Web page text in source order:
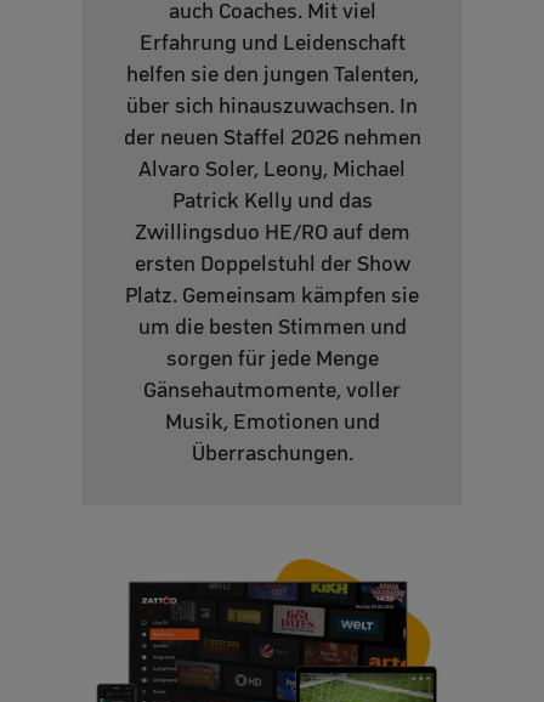
auch Coaches. Mit viel
Erfahrung und Leidenschaft
helfen sie den jungen Talenten,
über sich hinauszuwachsen. In
der neuen Staffel 2026 nehmen
Alvaro Soler, Leony, Michael
Patrick Kelly und das
Zwillingsduo HE/RO auf dem
ersten Doppelstuhl der Show
Platz. Gemeinsam kämpfen sie
um die besten Stimmen und
sorgen für jede Menge
Gänsehautmomente, voller
Musik, Emotionen und
Überraschungen.